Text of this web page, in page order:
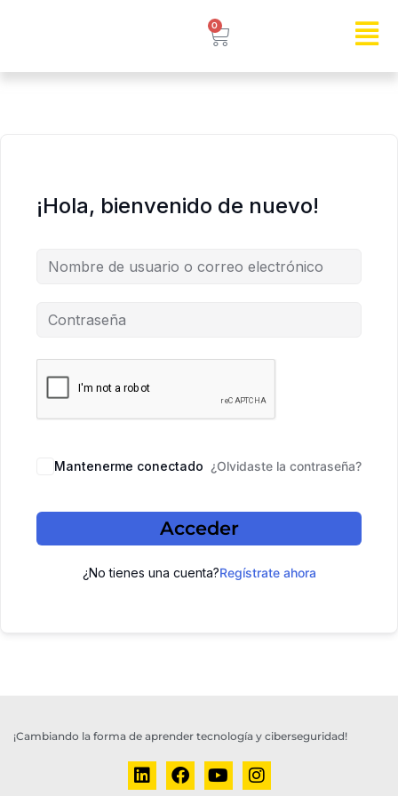
0
¡Hola, bienvenido de nuevo!
Mantenerme conectado ¿Olvidaste la contraseña?
Acceder
¿No tienes una cuenta?Regístrate ahora
¡Cambiando la forma de aprender tecnología y ciberseguridad!